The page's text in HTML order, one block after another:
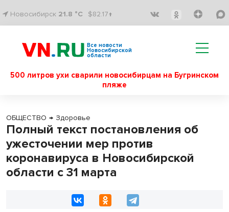
Новосибирск 21.8 °C $82.17↑
Все новости
Новосибирской
области
500 литров ухи сварили новосибирцам на Бугринском
пляже
ОБЩЕСТВО → Здоровье
Полный текст постановления об
ужесточении мер против
коронавируса в Новосибирской
области с 31 марта